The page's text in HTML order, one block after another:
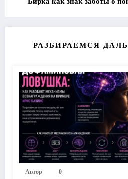
РАЗБИРАЕМСЯ
Автор 0